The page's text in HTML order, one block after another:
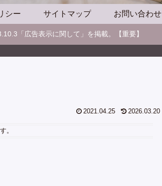
シー サイトマップ お問い合わせ
「広告表示に関して」を掲載。【重要】
2021.04.25 2026.03.20
。